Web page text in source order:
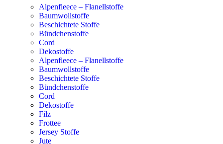
Alpenfleece – Flanellstoffe
Baumwollstoffe
Beschichtete Stoffe
Bündchenstoffe
Cord
Dekostoffe
Alpenfleece – Flanellstoffe
Baumwollstoffe
Beschichtete Stoffe
Bündchenstoffe
Cord
Dekostoffe
Filz
Frottee
Jersey Stoffe
Jute